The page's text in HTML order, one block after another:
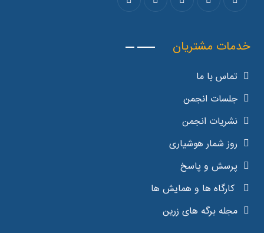
خدمات مشتریان
تماس با ما
جلسات انجمن
نشریات انجمن
روز شمار هوشیاری
پرسش و پاسخ
کارگاه ها و همایش ها
مجله برگه های زرین